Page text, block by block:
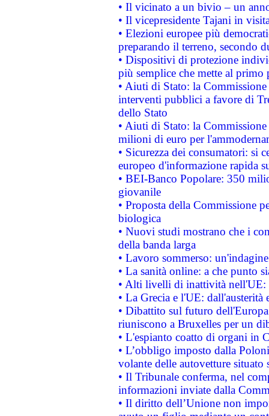
• Il vicinato a un bivio – un
• Il vicepresidente Tajani in
• Elezioni europee più
preparando il terreno, secondo
• Dispositivi di protezione
più semplice che mette al primo
• Aiuti di Stato: la
interventi pubblici a favore di
dello Stato
• Aiuti di Stato: la
milioni di euro per
• Sicurezza dei consumatori: si
europeo d'informazione rapida
• BEI-Banco Popolare: 350
giovanile
• Proposta della Commissione
biologica
• Nuovi studi mostrano che i
della banda larga
• Lavoro sommerso:
• La sanità online: a che punto
• Alti livelli di inattività nell'UE:
• La Grecia e l'UE: dall'austerità
• Dibattito sul futuro
riuniscono a Bruxelles per un
• L'espianto coatto di organi in
• L’obbligo imposto dalla
volante delle autovetture
• Il Tribunale conferma, nel
informazioni inviate dalla
• Il diritto dell’Unione non